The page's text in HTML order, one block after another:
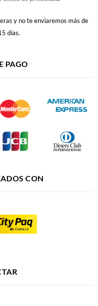
y no te enviaremos más de
días.
PAGO
CON